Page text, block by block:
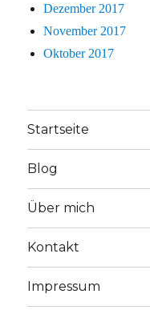
Dezember 2017
November 2017
Oktober 2017
Startseite
Blog
Über mich
Kontakt
Impressum